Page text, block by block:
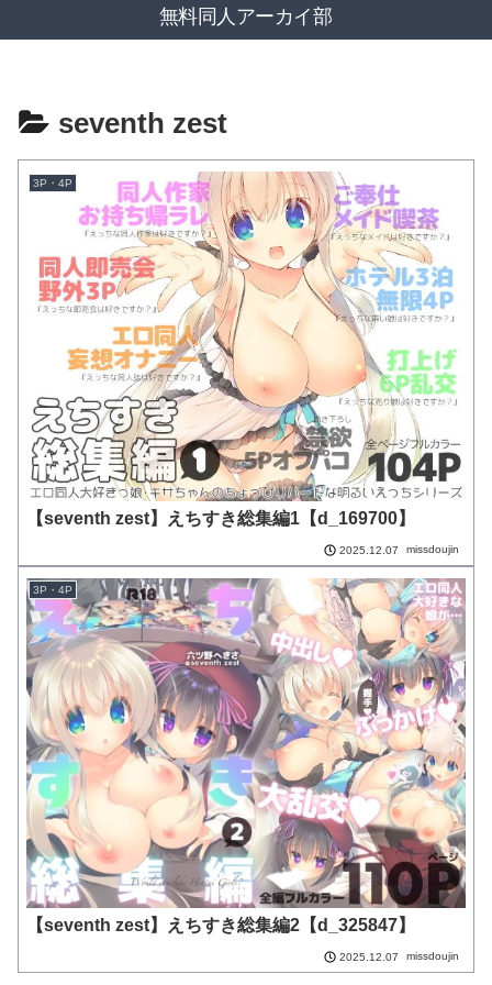
無料同人アーカイ部
seventh zest
3P・4P
【seventh zest】えちすき総集編1【d_169700】
2025.12.07 missdoujin
3P・4P
【seventh zest】えちすき総集編2【d_325847】
2025.12.07 missdoujin